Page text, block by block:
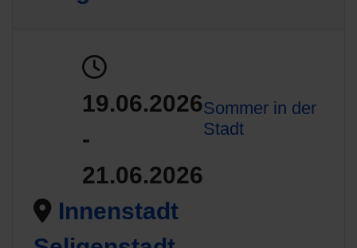
19.06.2026
-
21.06.2026
Sommer in der
Stadt
Innenstadt